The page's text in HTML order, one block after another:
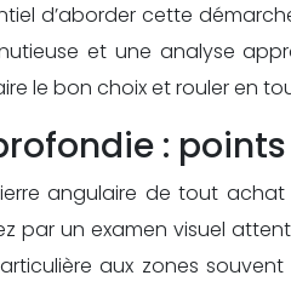
d’aborder cette
et une analyse
le bon choix et rouler en
:
angulaire de tout
par un examen visuel
aux zones